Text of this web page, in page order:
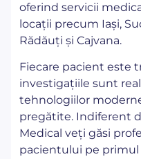
oferind servicii
locații precum Iași,
Rădăuți și Cajvana.
Fiecare pacient este
investigațiile sunt
tehnologiilor
pregătite. Indiferent
Medical veți găsi
pacientului pe primul